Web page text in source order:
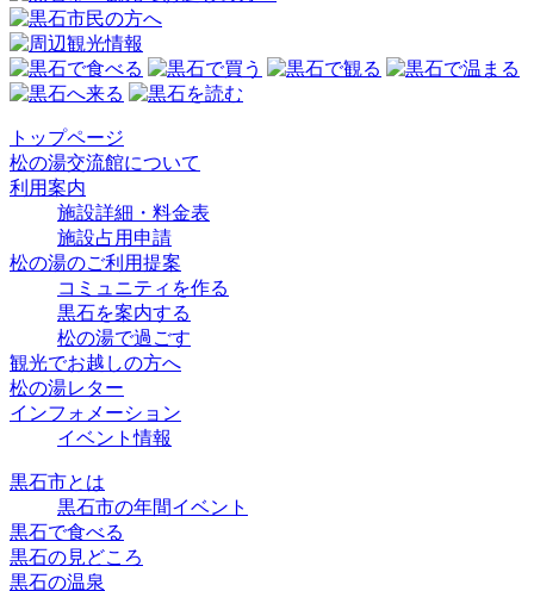
トップページ
松の湯交流館について
利用案内
施設詳細・料金表
施設占用申請
松の湯のご利用提案
コミュニティを作る
黒石を案内する
松の湯で過ごす
観光でお越しの方へ
松の湯レター
インフォメーション
イベント情報
黒石市とは
黒石市の年間イベント
黒石で食べる
黒石の見どころ
黒石の温泉